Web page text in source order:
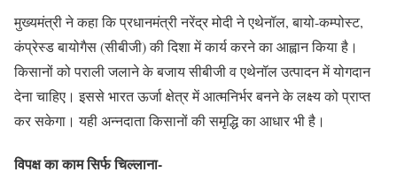
मुख्यमंत्री ने कहा कि प्रधानमंत्री नरेंद्र मोदी ने एथेनॉल, बायो-कम्पोस्ट,
कंप्रेस्ड बायोगैस (सीबीजी) की दिशा में कार्य करने का आह्वान किया है।
किसानों को पराली जलाने के बजाय सीबीजी व एथेनॉल उत्पादन में योगदान
देना चाहिए। इससे भारत ऊर्जा क्षेत्र में आत्मनिर्भर बनने के लक्ष्य को प्राप्त
कर सकेगा। यही अन्नदाता किसानों की समृद्धि का आधार भी है।
विपक्ष का काम सिर्फ चिल्लाना-